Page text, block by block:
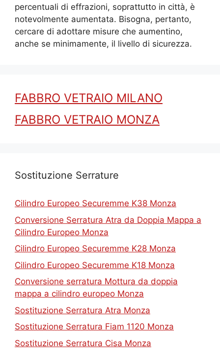
percentuali di effrazioni, soprattutto in città, è
notevolmente aumentata. Bisogna, pertanto,
cercare di adottare misure che aumentino,
anche se minimamente, il livello di sicurezza.
FABBRO VETRAIO MILANO
FABBRO VETRAIO MONZA
Sostituzione Serrature
Cilindro Europeo Securemme K38 Monza
Conversione Serratura Atra da Doppia Mappa a
Cilindro Europeo Monza
Cilindro Europeo Securemme K28 Monza
Cilindro Europeo Securemme K18 Monza
Conversione serratura Mottura da doppia
mappa a cilindro europeo Monza
Sostituzione Serratura Atra Monza
Sostituzione Serratura Fiam 1120 Monza
Sostituzione Serratura Cisa Monza